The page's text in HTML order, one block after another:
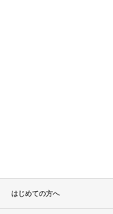
はじめての方へ